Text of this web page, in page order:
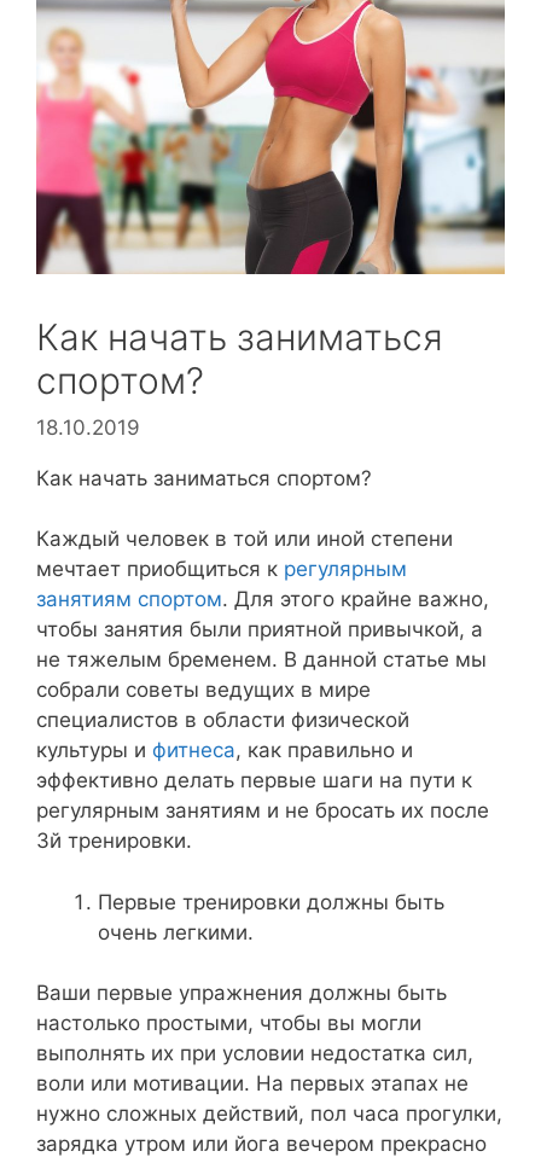
Как начать заниматься
спортом?
18.10.2019
Как начать заниматься спортом?
Каждый человек в той или иной степени
мечтает приобщиться к регулярным
занятиям спортом. Для этого крайне важно,
чтобы занятия были приятной привычкой, а
не тяжелым бременем. В данной статье мы
собрали советы ведущих в мире
специалистов в области физической
культуры и фитнеса, как правильно и
эффективно делать первые шаги на пути к
регулярным занятиям и не бросать их после
3й тренировки.
Первые тренировки должны быть
очень легкими.
Ваши первые упражнения должны быть
настолько простыми, чтобы вы могли
выполнять их при условии недостатка сил,
воли или мотивации. На первых этапах не
нужно сложных действий, пол часа прогулки,
зарядка утром или йога вечером прекрасно